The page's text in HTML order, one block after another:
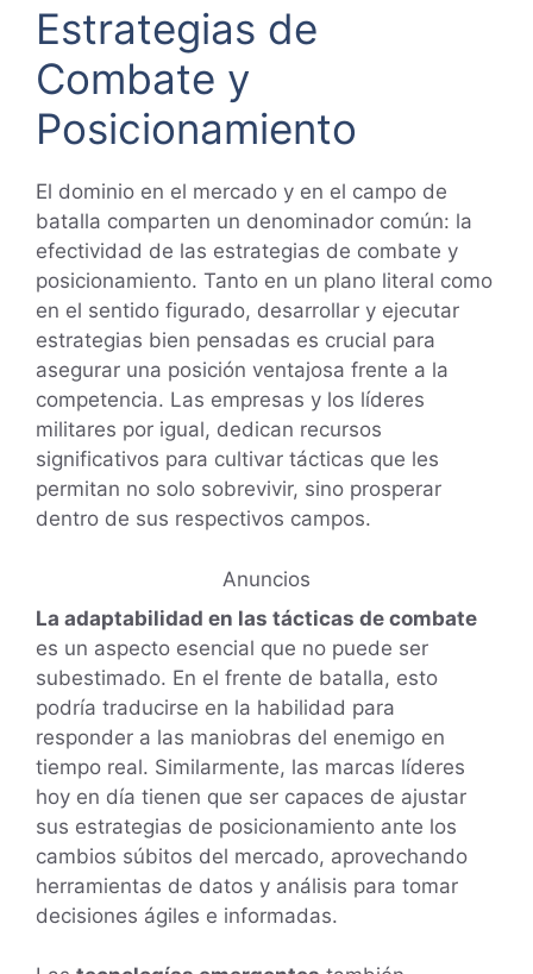
Estrategias de
Combate y
Posicionamiento
El dominio en el mercado y en el campo de
batalla comparten un denominador común: la
efectividad de las estrategias de combate y
posicionamiento. Tanto en un plano literal como
en el sentido figurado, desarrollar y ejecutar
estrategias bien pensadas es crucial para
asegurar una posición ventajosa frente a la
competencia. Las empresas y los líderes
militares por igual, dedican recursos
significativos para cultivar tácticas que les
permitan no solo sobrevivir, sino prosperar
dentro de sus respectivos campos.
Anuncios
La adaptabilidad en las tácticas de combate
es un aspecto esencial que no puede ser
subestimado. En el frente de batalla, esto
podría traducirse en la habilidad para
responder a las maniobras del enemigo en
tiempo real. Similarmente, las marcas líderes
hoy en día tienen que ser capaces de ajustar
sus estrategias de posicionamiento ante los
cambios súbitos del mercado, aprovechando
herramientas de datos y análisis para tomar
decisiones ágiles e informadas.